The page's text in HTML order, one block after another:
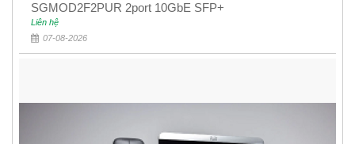
SGMOD2F2PUR 2port 10GbE SFP+
Liên hệ
07-08-2026